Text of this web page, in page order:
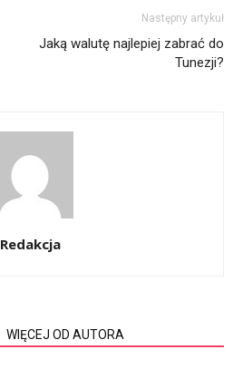
Następny artykuł
Jaką walutę najlepiej zabrać do
Tunezji?
Redakcja
WIĘCEJ OD AUTORA